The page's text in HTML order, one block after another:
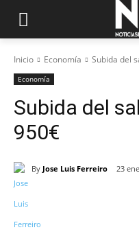
Inicio Economía Subida del
Economía
Subida del
950€
By Jose Luis Ferreiro 23